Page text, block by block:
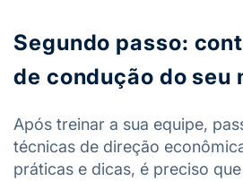
Segundo passo:
de condução do seu
Após treinar a sua equipe,
técnicas de direção
práticas e dicas, é preciso